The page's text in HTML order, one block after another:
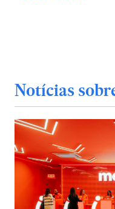
Notícias